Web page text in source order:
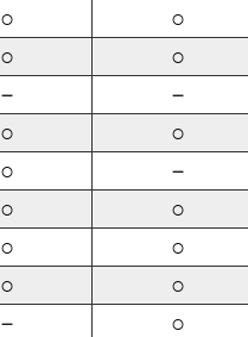
○ ○
○ ○
－ －
○ ○
○ －
○ ○
○ ○
○ ○
－ ○